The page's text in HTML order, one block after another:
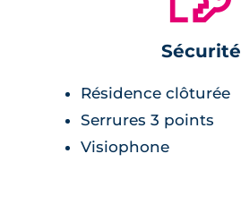
Sécurité
Résidence clôturée
Serrures 3 points
Visiophone